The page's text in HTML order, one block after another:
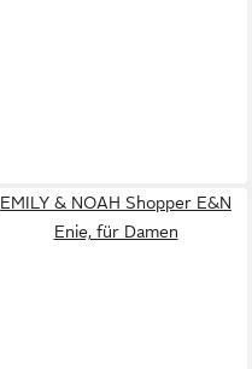
EMILY & NOAH Shopper E&N
Enie, für Damen